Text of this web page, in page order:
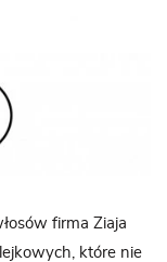
firma Ziaja
które nie